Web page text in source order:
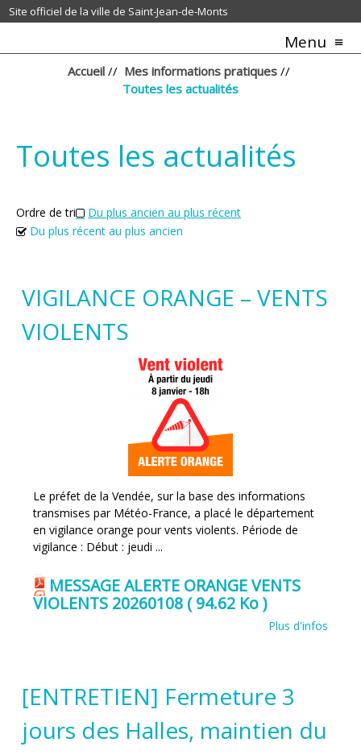
Site officiel de la ville de Saint-Jean-de-Monts
Menu
Accueil // Mes informations pratiques //
Toutes les actualités
Toutes les actualités
Ordre de tri
Du plus ancien au plus récent
Du plus récent au plus ancien
VIGILANCE ORANGE – VENTS
VIOLENTS
Le préfet de la Vendée, sur la base des informations
transmises par Météo-France, a placé le département
en vigilance orange pour vents violents. Période de
vigilance : Début : jeudi ...
MESSAGE ALERTE ORANGE VENTS
VIOLENTS 20260108 ( 94.62 Ko )
Plus d'infos
[ENTRETIEN] Fermeture 3
jours des Halles, maintien du